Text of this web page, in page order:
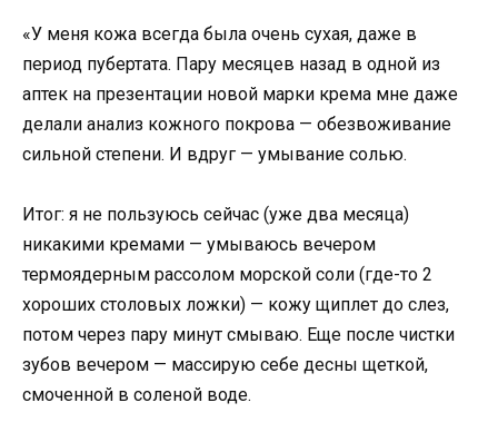
«У меня кожа всегда была очень сухая, даже в
период пубертата. Пару месяцев назад в одной из
аптек на презентации новой марки крема мне даже
делали анализ кожного покрова — обезвоживание
сильной степени. И вдруг — умывание солью.
Итог: я не пользуюсь сейчас (уже два месяца)
никакими кремами — умываюсь вечером
термоядерным рассолом морской соли (где-то 2
хороших столовых ложки) — кожу щиплет до слез,
потом через пару минут смываю. Еще после чистки
зубов вечером — массирую себе десны щеткой,
смоченной в соленой воде.